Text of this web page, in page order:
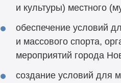
и культуры) местного
обеспечение условий
и массового спорта,
мероприятий города
создание условий для